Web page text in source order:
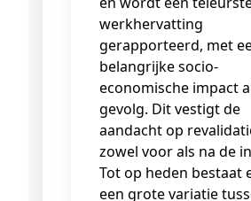
werkhervatting
gerapporteerd, met
belangrijke socio-
economische impact
gevolg. Dit vestigt de
aandacht op
zowel voor als na de
Tot op heden bestaat
een grote variatie